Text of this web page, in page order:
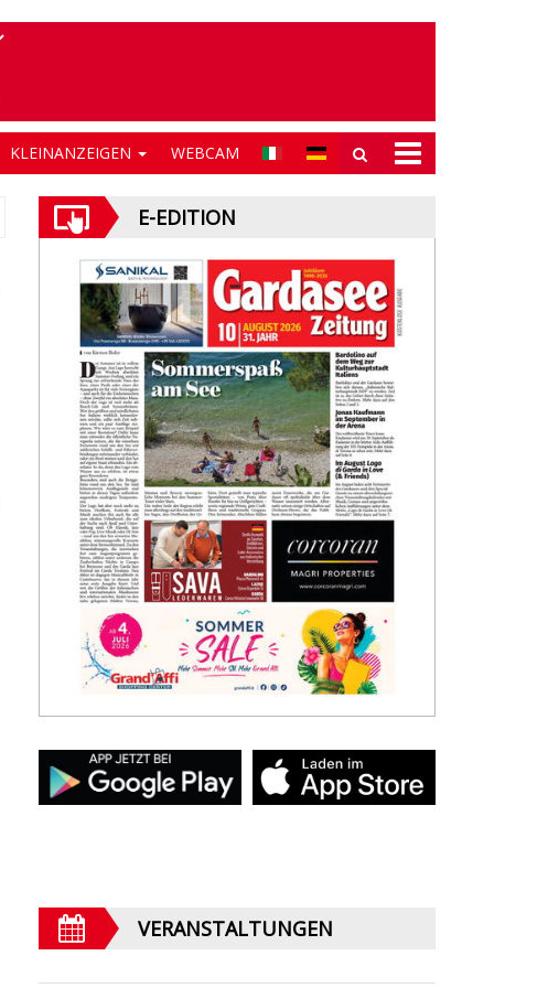
KLEINANZEIGEN WEBCAM
E-EDITION
VERANSTALTUNGEN